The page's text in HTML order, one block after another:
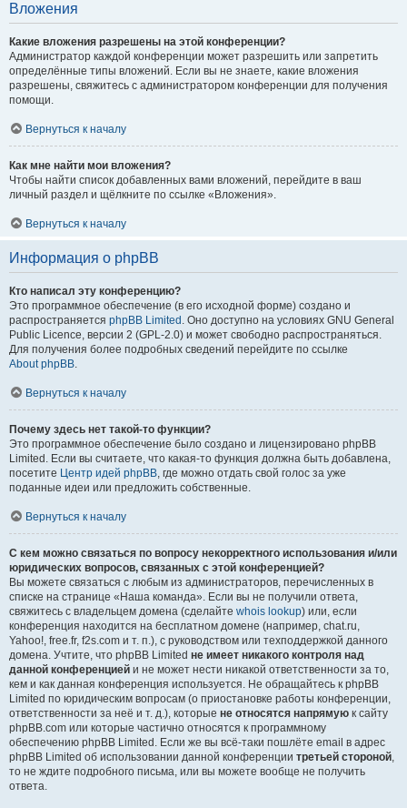
Вложения
Какие вложения разрешены на этой конференции?
Администратор каждой конференции может разрешить или запретить
определённые типы вложений. Если вы не знаете, какие вложения
разрешены, свяжитесь с администратором конференции для получения
помощи.
Вернуться к началу
Как мне найти мои вложения?
Чтобы найти список добавленных вами вложений, перейдите в ваш
личный раздел и щёлкните по ссылке «Вложения».
Вернуться к началу
Информация о phpBB
Кто написал эту конференцию?
Это программное обеспечение (в его исходной форме) создано и
распространяется phpBB Limited . Оно доступно на условиях GNU General
Public Licence, версии 2 (GPL-2.0) и может свободно распространяться.
Для получения более подробных сведений перейдите по ссылке
About phpBB.
Вернуться к началу
Почему здесь нет такой-то функции?
Это программное обеспечение было создано и лицензировано phpBB
Limited. Если вы считаете, что какая-то функция должна быть добавлена,
посетите Центр идей phpBB, где можно отдать свой голос за уже
поданные идеи или предложить собственные.
Вернуться к началу
С кем можно связаться по вопросу некорректного использования и/или
юридических вопросов, связанных с этой конференцией?
Вы можете связаться с любым из администраторов, перечисленных в
списке на странице «Наша команда». Если вы не получили ответа,
свяжитесь с владельцем домена (сделайте whois lookup) или, если
конференция находится на бесплатном домене (например, chat.ru,
Yahoo!, free.fr, f2s.com и т. п.), с руководством или техподдержкой данного
домена. Учтите, что phpBB Limited не имеет никакого контроля над
данной конференцией и не может нести никакой ответственности за то,
кем и как данная конференция используется. Не обращайтесь к phpBB
Limited по юридическим вопросам (о приостановке работы конференции,
ответственности за неё и т. д.), которые не относятся напрямую к сайту
phpBB.com или которые частично относятся к программному
обеспечению phpBB Limited. Если же вы всё-таки пошлёте email в адрес
phpBB Limited об использовании данной конференции третьей стороной,
то не ждите подробного письма, или вы можете вообще не получить
ответа.